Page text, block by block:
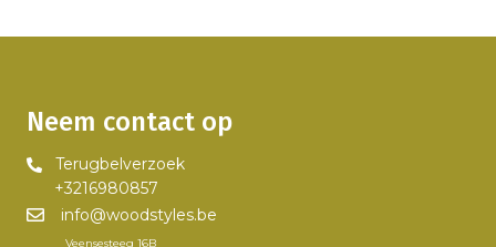
Neem contact op
Terugbelverzoek
+3216980857
info@woodstyles.be
Veensesteeg 16B